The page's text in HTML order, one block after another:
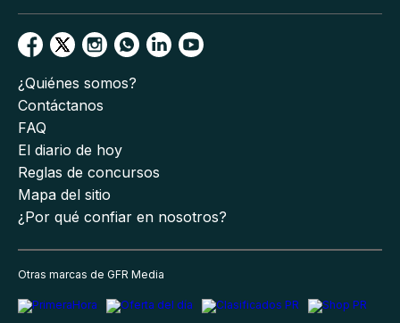
¿Quiénes somos?
Contáctanos
FAQ
El diario de hoy
Reglas de concursos
Mapa del sitio
¿Por qué confiar en nosotros?
Otras marcas de GFR Media